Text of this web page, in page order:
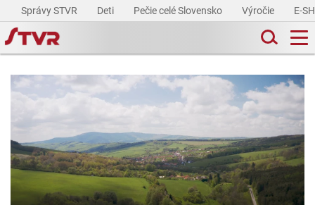
Správy STVR Deti Pečie celé Slovensko Výročie E-